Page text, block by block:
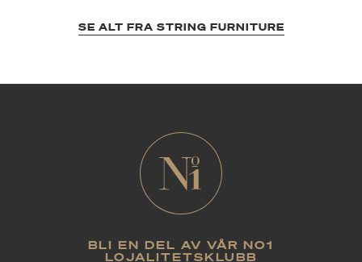
SE ALT FRA STRING FURNITURE
BLI EN DEL AV VÅR NO1
LOJALITETSKLUBB